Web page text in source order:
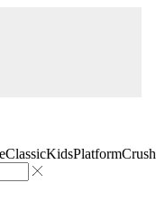
ClassicKidsPlatformCrush